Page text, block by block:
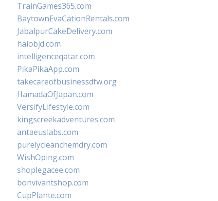
TrainGames365.com
BaytownEvaCationRentals.com
JabalpurCakeDelivery.com
halobjd.com
intelligenceqatar.com
PikaPikaApp.com
takecareofbusinessdfw.org
HamadaOfJapan.com
VersifyLifestyle.com
kingscreekadventures.com
antaeuslabs.com
purelycleanchemdry.com
WishOping.com
shoplegacee.com
bonvivantshop.com
CupPlante.com